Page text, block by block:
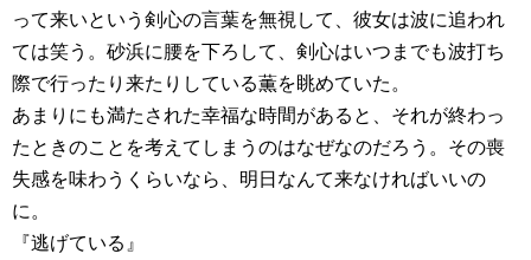
って来いという剣心の言葉を無視して、彼女は波に追われ
ては笑う。砂浜に腰を下ろして、剣心はいつまでも波打ち
際で行ったり来たりしている薫を眺めていた。
あまりにも満たされた幸福な時間があると、それが終わっ
たときのことを考えてしまうのはなぜなのだろう。その喪
失感を味わうくらいなら、明日なんて来なければいいの
に。
『逃げている』